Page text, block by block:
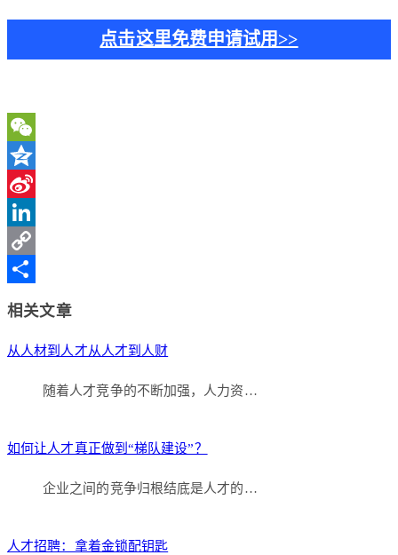
点击这里免费申请试用>>
WeChat
Qzone
Sina
Weibo
LinkedIn
Copy
相关文章
从人材到人才从人才到人财
随着人才竞争的不断加强，人力资…
如何让人才真正做到“梯队建设”？
企业之间的竞争归根结底是人才的…
人才招聘：拿着金锁配钥匙